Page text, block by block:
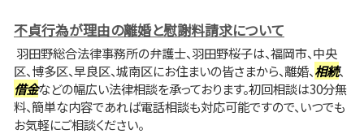
不貞行為が理由の離婚と慰謝料請求について
羽田野総合法律事務所の弁護士、羽田野桜子は、福岡市、中央
区、博多区、早良区、城南区にお住まいの皆さまから、離婚、相続、
借金などの幅広い法律相談を承っております。初回相談は30分無
料、簡単な内容であれば電話相談も対応可能ですので、いつでも
お気軽にご相談ください。